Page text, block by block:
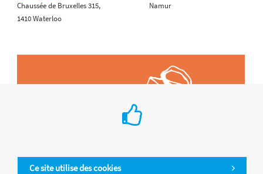
Ce site utilise des cookies
Chaussée de Bruxelles 315,
1410 Waterloo
Namur